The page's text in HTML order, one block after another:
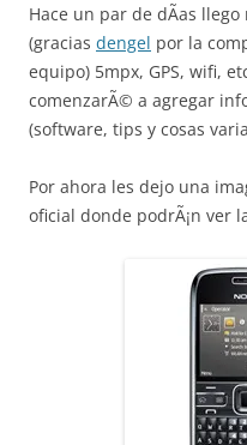
Hace un par de dÃ­as
(gracias dengel por la
equipo) 5mpx, GPS, wifi,
comenzarÃ© a agregar
(software, tips y cosas
Por ahora les dejo una
oficial donde podrÃ¡n ver